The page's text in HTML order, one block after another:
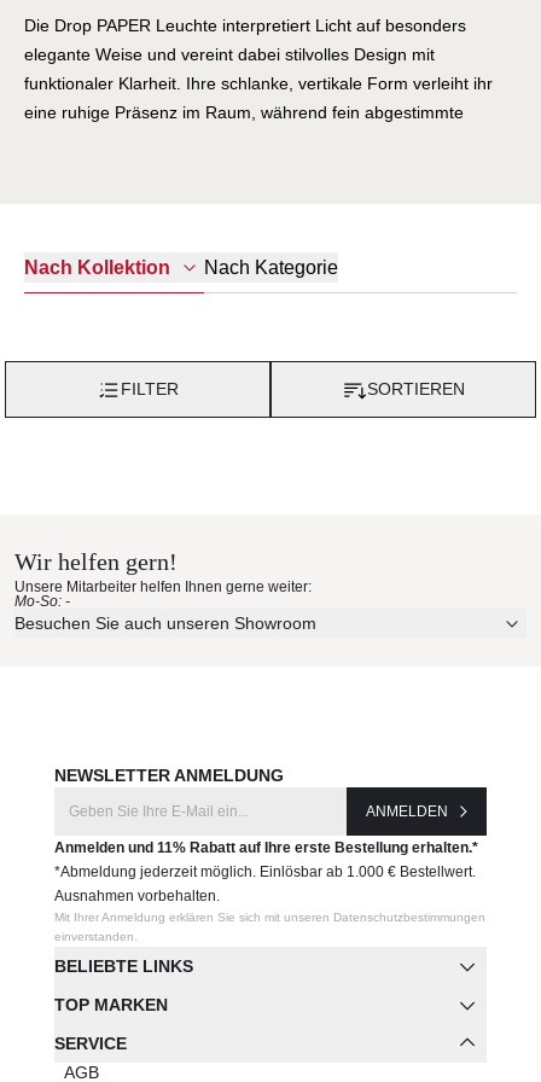
Die Drop PAPER Leuchte interpretiert Licht auf besonders
elegante Weise und vereint dabei stilvolles Design mit
funktionaler Klarheit. Ihre schlanke, vertikale Form verleiht ihr
eine ruhige Präsenz im Raum, während fein abgestimmte
Wohnatmosphäre. Mit ihrem dezenten Erscheinungsbild fügt
Nach Kollektion Nach Kategorie
FILTER SORTIEREN
Wir helfen gern!
Unsere Mitarbeiter helfen Ihnen gerne weiter:
Mo-So: -
Besuchen Sie auch unseren Showroom
BELIEBTE LINKS
TOP MARKEN
SERVICE
AGB
NEWSLETTER ANMELDUNG
ANMELDEN
Anmelden und 11% Rabatt auf Ihre erste Bestellung erhalten.*
*Abmeldung jederzeit möglich. Einlösbar ab 1.000 € Bestellwert.
Ausnahmen vorbehalten.
Mit Ihrer Anmeldung erklären Sie sich mit unseren Datenschutzbestimmungen
einverstanden.